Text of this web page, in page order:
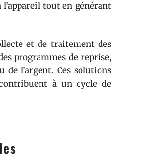
tout en générant
et de traitement des
programmes de reprise,
l’argent. Ces solutions
à un cycle de